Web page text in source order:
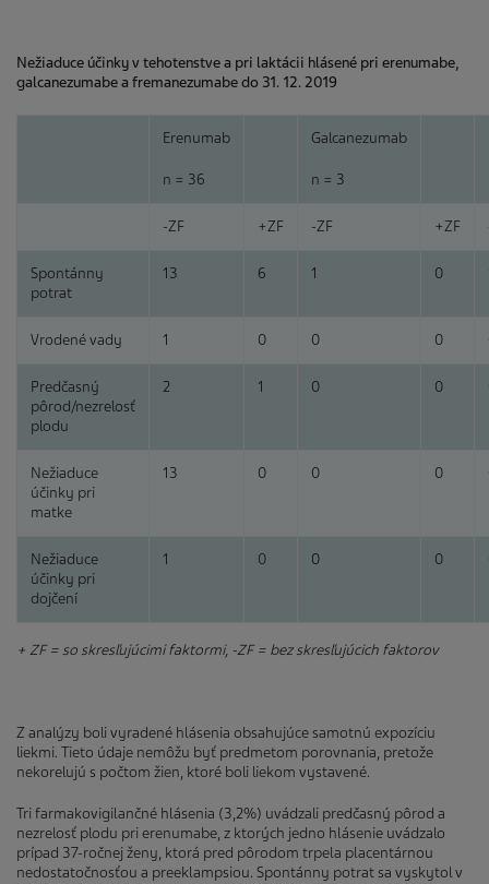
Nežiaduce účinky v tehotenstve a pri laktácii hlásené pri erenumabe,
galcanezumabe a fremanezumabe do 31. 12. 2019
Erenumab
n = 36
Galcanezumab
n = 3
-ZF +ZF -ZF +ZF
Spontánny
potrat
13 6 1 0
Vrodené vady 1 0 0 0
Predčasný
pôrod/nezrelosť
plodu
2 1 0 0
Nežiaduce
účinky pri
matke
13 0 0 0
Nežiaduce
účinky pri
dojčení
1 0 0 0
+ ZF = so skresľujúcimi faktormi, -ZF = bez skresľujúcich faktorov
Z analýzy boli vyradené hlásenia obsahujúce samotnú expozíciu
liekmi. Tieto údaje nemôžu byť predmetom porovnania, pretože
nekorelujú s počtom žien, ktoré boli liekom vystavené.
Tri farmakovigilančné hlásenia (3,2%) uvádzali predčasný pôrod a
nezrelosť plodu pri erenumabe, z ktorých jedno hlásenie uvádzalo
prípad 37-ročnej ženy, ktorá pred pôrodom trpela placentárnou
nedostatočnosťou a preeklampsiou. Spontánny potrat sa vyskytol v